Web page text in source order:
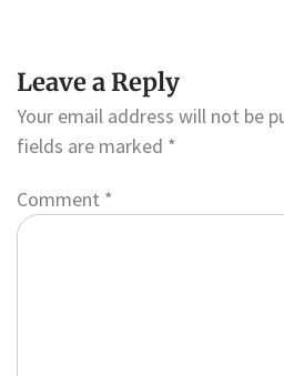
Leave a Reply
Your email address will not be
fields are marked *
Comment *